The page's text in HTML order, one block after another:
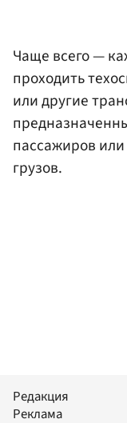
Чаще всего —
проходить
или другие
пассажиров
грузов.
Редакция
Реклама